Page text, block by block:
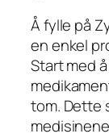
Å fylle på
en enkel
Start med
tom. Dette